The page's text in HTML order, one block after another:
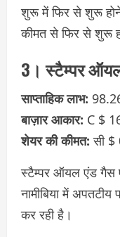
शुरू में फिर से शुरू
कीमत से फिर से शुरू
3। स्टैम्पर
साप्ताहिक लाभ:
बाज़ार आकार: C $
शेयर की कीमत:सी $
स्टैम्पर ऑयल एंड गैस
नामीबिया में
कर रही है।